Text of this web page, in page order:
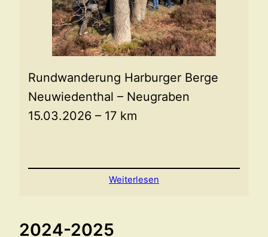
Rundwanderung Harburger Berge
Neuwiedenthal – Neugraben
15.03.2026 – 17 km
Weiterlesen
2024-2025